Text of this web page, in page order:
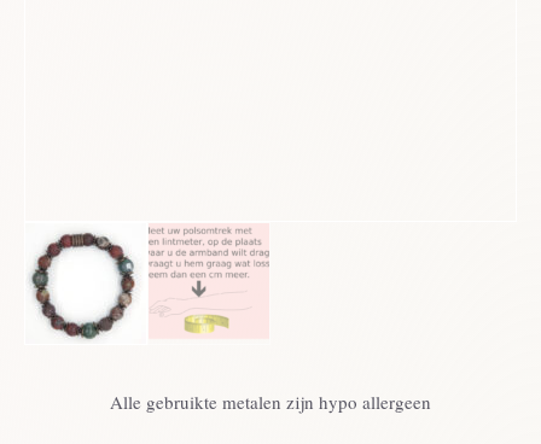
Alle gebruikte metalen zijn hypo allergeen